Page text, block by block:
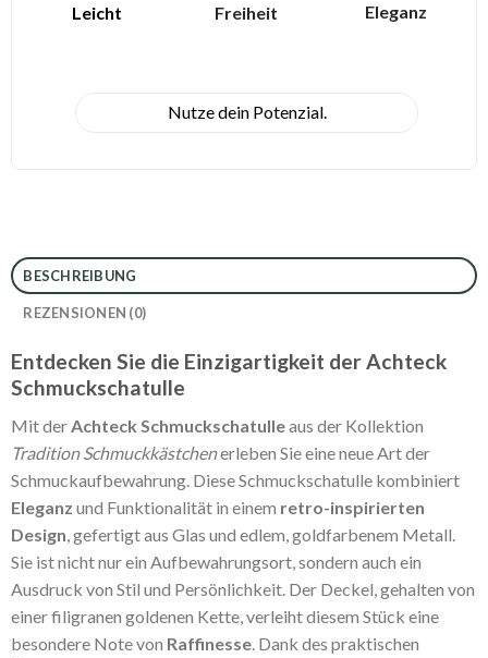
Leicht Freiheit Eleganz
Nutze dein Potenzial.
BESCHREIBUNG
REZENSIONEN (0)
Entdecken Sie die Einzigartigkeit der Achteck
Schmuckschatulle
Mit der Achteck Schmuckschatulleaus der Kollektion
Tradition Schmuckkästchenerleben Sie eine neue Art der
Schmuckaufbewahrung. Diese Schmuckschatulle kombiniert
Eleganz und Funktionalität in einem retro-inspirierten
Design , gefertigt aus Glas und edlem, goldfarbenem Metall.
Sie ist nicht nur ein Aufbewahrungsort, sondern auch ein
Ausdruck von Stil und Persönlichkeit. Der Deckel, gehalten von
einer filigranen goldenen Kette, verleiht diesem Stück eine
besondere Note von Raffinesse. Dank des praktischen